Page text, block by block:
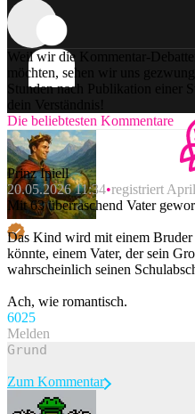
Weil wir die Kommentar-
möchten, sehen wir uns
Stunden nach Publikation einer
dein Verständnis!
Die beliebtesten Kommentare
Prinz Ipiell
20.05.2026 11:34 registriert
Mit 63 überraschend Vater
Das Kind wird mit einem Bruder
könnte, einem Vater, der sein
wahrscheinlich seinen
Ach, wie romantisch.
6025
Melden
Zum Kommentar